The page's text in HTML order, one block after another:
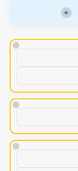
+
!
!
!